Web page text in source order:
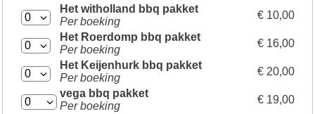
Het witholland bbq pakket
Per boeking
€ 10,00
Het Roerdomp bbq pakket
Per boeking
€ 16,00
Het Keijenhurk bbq pakket
Per boeking
€ 20,00
vega bbq pakket
Per boeking
€ 19,00